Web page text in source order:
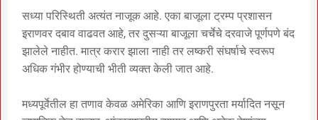
सध्या परिस्थिती अत्यंत नाजूक आहे. एका बाजूला ट्रम्प प्रशासन
इराणवर दबाव वाढवत आहे, तर दुसऱ्या बाजूला चर्चेचे दरवाजे पूर्णपणे बंद
झालेले नाहीत. मात्र करार झाला नाही तर लष्करी संघर्षाचे स्वरूप
अधिक गंभीर होण्याची भीती व्यक्त केली जात आहे.
मध्यपूर्वेतील हा तणाव केवळ अमेरिका आणि इराणपुरता मर्यादित नसून